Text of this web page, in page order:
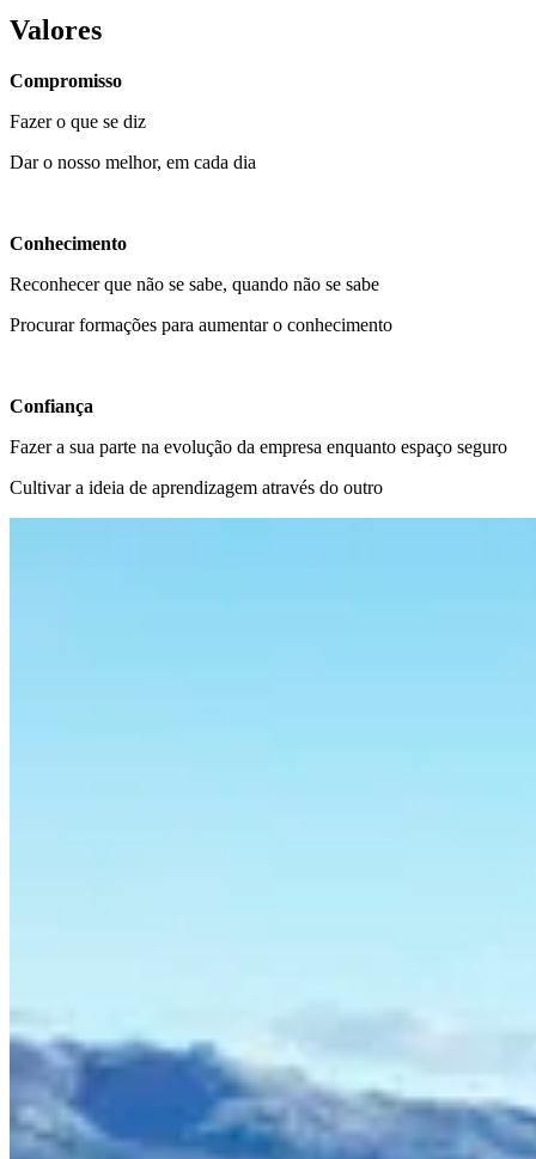
Valores
Compromisso
Fazer o que se diz
Dar o nosso melhor, em cada dia
Conhecimento
Reconhecer que não se sabe, quando não se sabe
Procurar formações para aumentar o conhecimento
Confiança
Fazer a sua parte na evolução da empresa enquanto espaço seguro
Cultivar a ideia de aprendizagem através do outro